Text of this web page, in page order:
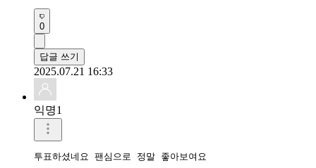
0
답글 쓰기
2025.07.21 16:33
익명1
투표하셨네요 팬심으로 정말 좋아보여요